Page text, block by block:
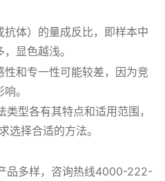
抗体）的量成反比，即样本中
显色越浅。
性和专一性可能较差，因为竞
。
型各有其特点和适用范围，
选择合适的方法。
品多样，咨询热线4000-222-